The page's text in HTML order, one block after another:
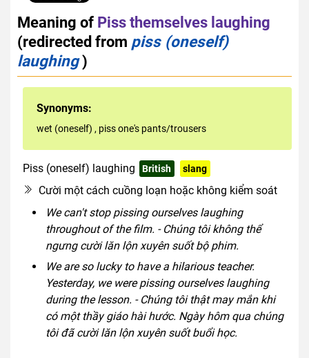
Meaning of Piss themselves laughing
(redirected from piss (oneself)
laughing)
Synonyms:
wet (oneself) , piss one's pants/trousers
Piss (oneself) laughing British slang
Cười một cách cuồng loạn hoặc không kiểm soát
We can't stop pissing ourselves laughing
throughout of the film. - Chúng tôi không thể
ngưng cười lăn lộn xuyên suốt bộ phim.
We are so lucky to have a hilarious teacher.
Yesterday, we were pissing ourselves laughing
during the lesson. - Chúng tôi thật may mắn khi
có một thầy giáo hài hước. Ngày hôm qua chúng
tôi đã cười lăn lộn xuyên suốt buổi học.